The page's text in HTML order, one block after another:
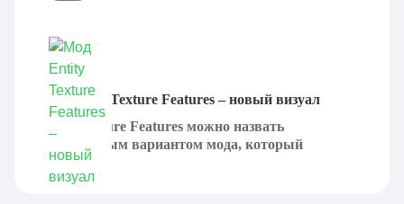
Мод Entity Texture Features – новый визуал
Entity Texture Features можно назвать
полноценным вариантом мода, который
призван...